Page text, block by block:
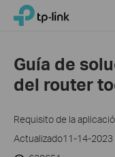
Click
navigation
TP-Link, Reliably Smart
Guía de
del router
Requisito de la
Actualizado11-14-2023